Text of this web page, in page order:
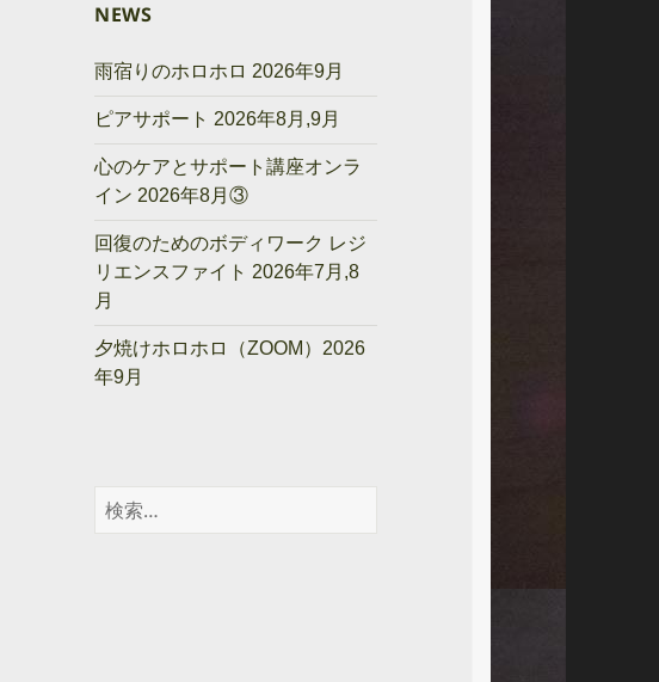
NEWS
雨宿りのホロホロ 2026年9月
ピアサポート 2026年8月,9月
心のケアとサポート講座オンラ
イン 2026年8月③
回復のためのボディワーク レジ
リエンスファイト 2026年7月,8
月
夕焼けホロホロ（ZOOM）2026
年9月
検